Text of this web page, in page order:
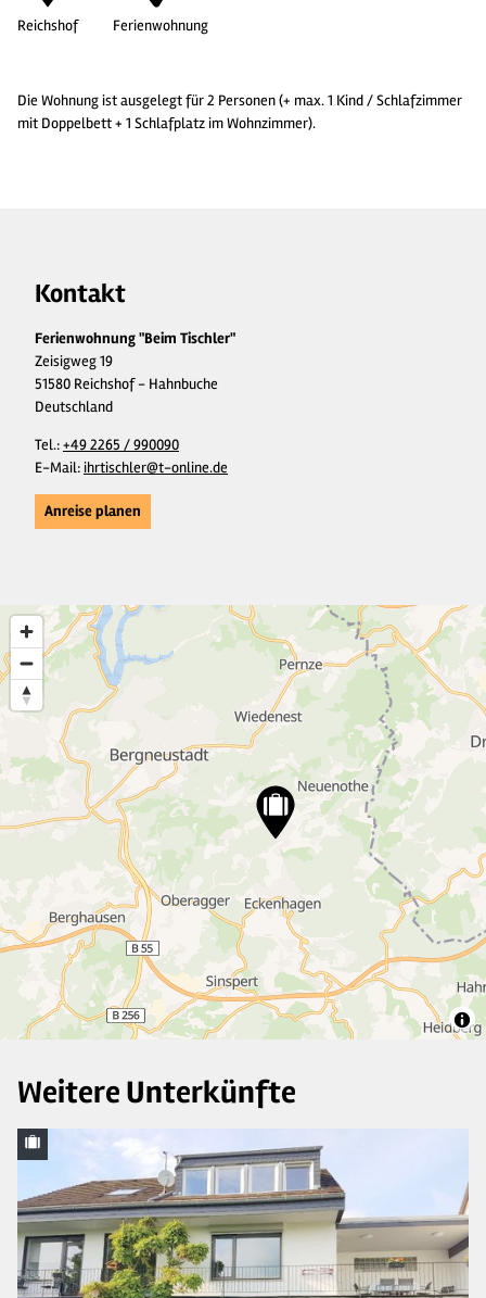
Reichshof Ferienwohnung
Die Wohnung ist ausgelegt für 2 Personen (+ max. 1 Kind / Schlafzimmer
mit Doppelbett + 1 Schlafplatz im Wohnzimmer).
Kontakt
Ferienwohnung "Beim Tischler"
Zeisigweg 19
51580 Reichshof - Hahnbuche
Deutschland
Tel.:+49 2265 / 990090
E-Mail:ihrtischler@t-online.de
Anreise planen
14
5
Weitere Unterkünfte